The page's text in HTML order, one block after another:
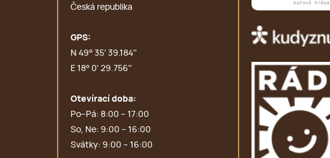
Česká republika
GPS:
N 49° 35' 39.184''
E 18° 0' 29.756''
Otevírací doba:
Po–Pá: 8:00 – 17:00
So, Ne: 9:00 – 16:00
Svátky: 9:00 – 16:00